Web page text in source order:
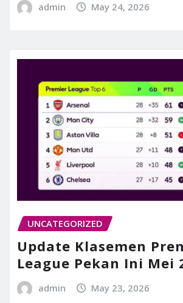
admin May 24, 2026
UNCATEGORIZED
Update Klasemen
League Pekan Ini Mei
admin May 23, 2026